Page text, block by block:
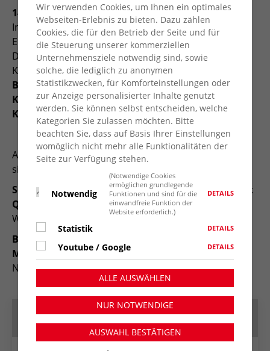
14 bis 18 Uhr - Herzlich-Willkommen-Festmit
Informationen zu sozialen Themen, Ehrenamtlichen
Engagement und Ukraine-Hilfen, verschiedenen
Darbietungen und Mitmachaktionen, Kaffee und
Kuchen, Bockwürstchen und Klön-Cafè
Begegnungs- und Beratungszentrum in
Kooperation mit dem AWO Stützpunkt Moers-
Kapellen, Ehrenmalstr.2, 47447 Moers-Kapellen
Auch weitere AWO Einrichtungen in Moers beteiligen
sich (Programm auf Anfrage):
Seniorenbegegnungs- und Beratungszentrum Eick
Quartierszentrum AWO-Caritas
Waldenburger Str. 5, 47445 Moers, Tel. 02841 43317
Begegnungs- und Beratungszentrum Moers-
Meerbeck
Neckarstr. 34, 47443 Moers, Tel 02841 55022
Termin speichern
Wir verwenden Cookies, um Ihnen ein optimales
Webseiten-Erlebnis zu bieten. Dazu zählen
Cookies, die für den Betrieb der Seite und für
die Steuerung unserer kommerziellen
Unternehmensziele notwendig sind, sowie
solche, die lediglich zu anonymen
Statistikzwecken, für Komforteinstellungen oder
zur Anzeige personalisierter Inhalte genutzt
werden. Sie können selbst entscheiden, welche
Kategorien Sie zulassen möchten. Bitte
beachten Sie, dass auf Basis Ihrer Einstellungen
womöglich nicht mehr alle Funktionalitäten der
Seite zur Verfügung stehen.
Notwendig
(Notwendige Cookies
ermöglichen grundlegende
Funktionen und sind für die
einwandfreie Funktion der
Website erforderlich.)
DETAILS
Statistik DETAILS
Youtube / Google DETAILS
ALLE AUSWÄHLEN
NUR NOTWENDIGE
AUSWAHL BESTÄTIGEN